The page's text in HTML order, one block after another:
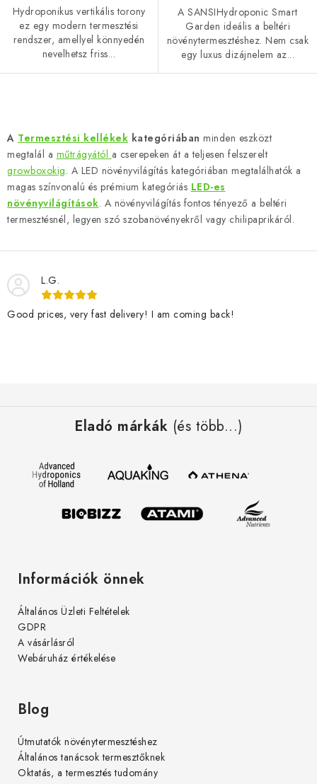
Hydroponikus vertikális torony
ez egy modern termesztési
rendszer, amellyel könnyedén
nevelhetsz friss...
A SANSIHydroponic Smart
Garden ideális a beltéri
növénytermesztéshez. Nem csak
egy luxus dizájnelem az...
i
s
t
a
i
r
á
y
í
t
A Termesztési kellékek kategóriában minden eszközt
megtalál a műtrágyától a cserepeken át a teljesen felszerelt
growboxokig. A LED növényvilágítás kategóriában megtalálhatók a
magas színvonalú és prémium kategóriás LED-es
növényvilágítások. A növényvilágítás fontos tényező a beltéri
termesztésnél, legyen szó szobanövényekről vagy chilipaprikáról.
L.G.
Good prices, very fast delivery! I am coming back!
Eladó márkák (és több...)
Információk önnek
Általános Üzleti Feltételek
GDPR
A vásárlásról
Webáruház értékelése
Blog
Útmutatók növénytermesztéshez
Általános tanácsok termesztőknek
Oktatás, a termesztés tudomány